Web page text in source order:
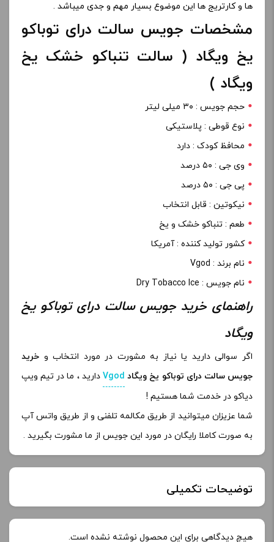
ها و کارتریج ها این موضوع بسیار مهم و جدی میباشد .
مشخصات جویس سالت درای توباکو
یخ ویگاد ( سالت تنباکو خشک یخ
ویگاد )
حجم جویس : ۳۰ میلی لیتر
نوع قوطی : پلاستیکی
محافظ کودک : دارد
وی جی : ۵۰ درصد
پی جی : ۵۰ درصد
نیکوتین : قابل انتخاب
طعم : تنباکو خشک و یخ
کشور تولید کننده : آمریکا
نام برند : Vgod
نام جویس : Dry Tobacco Ice
راهنمای خرید جویس سالت درای توباکو یخ
ویگاد
اگر سوالی دارید یا نیاز به مشورت در مورد انتخاب و خرید
جویس سالت درای توباکو یخ ویگاد Vgod دارید ، ما در تیم ویپ
دیاکو در خدمت شما هستیم !
شما عزیزان میتوانید از طریق مکالمه تلفنی و از طریق واتس آپ
به صورت کاملا رایگان در مورد این جویس از ما مشورت بگیرید .
توضیحات تکمیلی
طعم: تنباکو خشک و یخ
هیچ دیدگاهی برای این محصول نوشته نشده است.